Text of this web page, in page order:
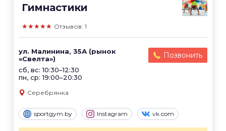
Гимнастики
★★★★★ Отзывов: 1
ул. Малинина, 35А (рынок
«Свелта»)
сб, вс: 10:30–12:30
пн, ср: 19:00–20:30
Позвонить
Серебрянка
sportgym.by Instagram vk.com